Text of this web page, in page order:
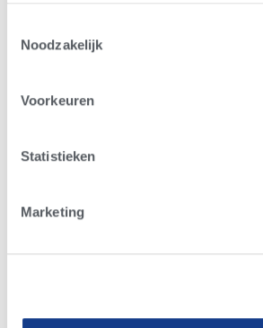
Noodzakelijk
Voorkeuren
Statistieken
Marketing